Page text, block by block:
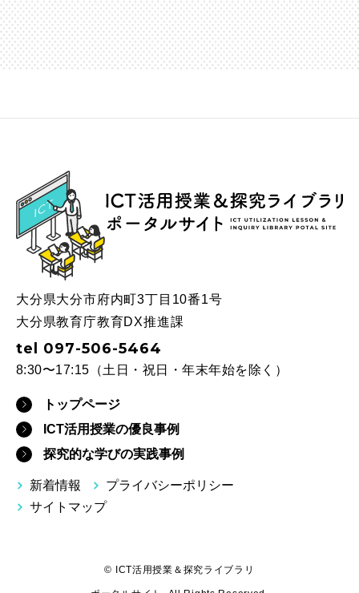
ICT
大分県大分市府内町3丁目10番1号
大分県教育庁教育DX推進課
tel 097-506-5464
8:30〜17:15（土日・祝日・年末年始を除く）
トップページ
ICT活用授業の優良事例
探究的な学びの実践事例
新着情報
プライバシーポリシー
サイトマップ
© ICT活用授業＆探究ライブラリ